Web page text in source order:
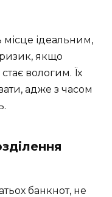
місце ідеальним,
якщо
вологим. Їх
адже з часом
банкнот, не